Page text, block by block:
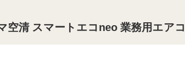
空清 スマートエコneo 業務用エア